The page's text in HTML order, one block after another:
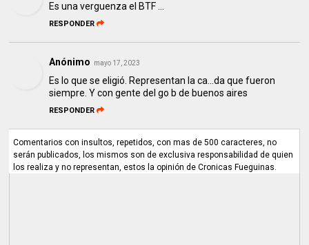
Es una verguenza el BTF ...
RESPONDER
Anónimo mayo 17, 2023
Es lo que se eligió. Representan la ca...da que fueron
siempre. Y con gente del go b de buenos aires
RESPONDER
Comentarios con insultos, repetidos, con mas de 500 caracteres, no
serán publicados, los mismos son de exclusiva responsabilidad de quien
los realiza y no representan, estos la opinión de Cronicas Fueguinas.